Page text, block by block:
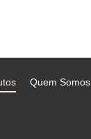
Quem Somos